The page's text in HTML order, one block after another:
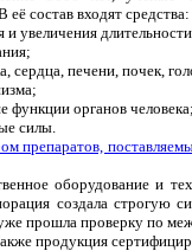
состав входят средства:
увеличения
печени, почек,
функции органов человека;
силы.
препаратов,
оборудование и
создала строгую
прошла проверку по
продукция